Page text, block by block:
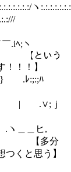
ヽ
.iﾍ;ヽ
【という
！！】
.ﾚ:;:;ﾊ
| .∨;ｊ
＿ヒ,
多分
くと思う】
.ﾞ/